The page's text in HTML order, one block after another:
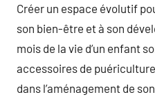
Créer un espace évolutif
son bien-être et à son
mois de la vie d’un enfant
accessoires de
dans l’aménagement de